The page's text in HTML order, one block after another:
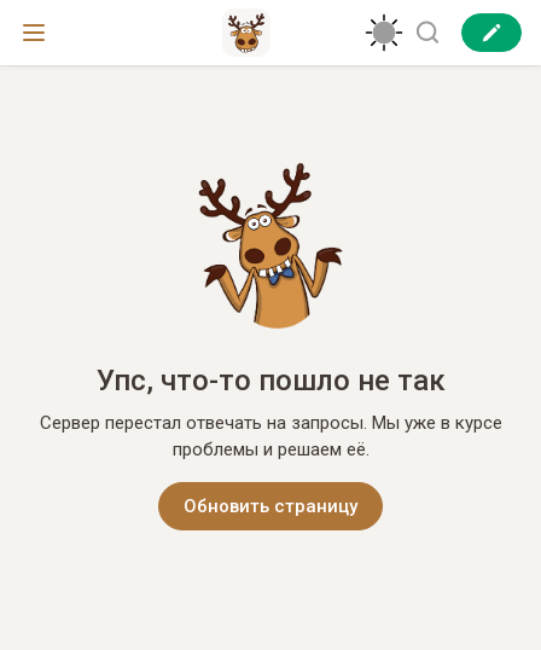
Упс, что-то пошло не так
Сервер перестал отвечать на запросы. Мы уже в курсе
проблемы и решаем её.
Обновить страницу